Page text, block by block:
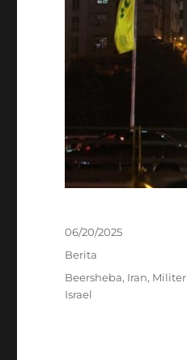
Posted
06/20/2025
Categories
Berita
Tags
Beersheba, Iran, Militer
Israel